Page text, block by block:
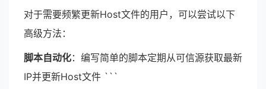
对于需要频繁更新Host文件的用户，可以尝试以下
高级方法：
脚本自动化：编写简单的脚本定期从可信源获取最新
IP并更新Host文件 ```